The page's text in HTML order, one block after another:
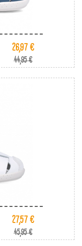
26,97 €
44,95 €
27,57 €
45,95 €